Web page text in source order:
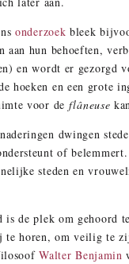
onderzoek bleek
aan hun behoeften,
en wordt er
hoeken en een grote
voor de flâneuse
dwingen
of
steden en
is de plek om gehoord
te horen, om veilig te
Walter Benjamin